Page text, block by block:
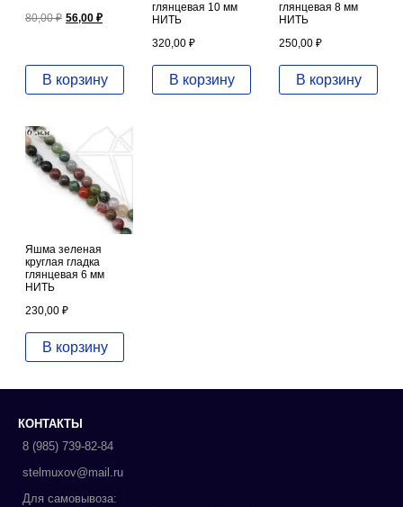
80,00₽ Первоначальная
56,00 ₽Текущая
56,00 ₽.
В корзину
глянцевая 10 мм
НИТЬ
320,00 ₽
В корзину
глянцевая 8 мм
НИТЬ
250,00 ₽
В корзину
Яшма зеленая
круглая гладка
глянцевая 6 мм
НИТЬ
230,00 ₽
В корзину
КОНТАКТЫ
8 (985) 739-82-84
stelmuxov@mail.ru
Для самовывоза: